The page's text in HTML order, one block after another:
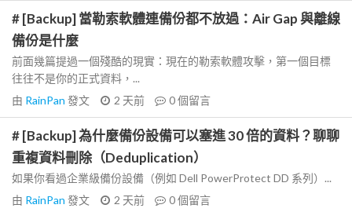
# [Backup] 當勒索軟體連備份都不放過：Air Gap 與離線
備份是什麼
前面幾篇提過一個殘酷的現實：現在的勒索軟體攻擊，第一個目標
往往不是你的正式資料，...
由 RainPan 發文 2 天前 0個留言
# [Backup] 為什麼備份設備可以塞進 30 倍的資料？聊聊
重複資料刪除（Deduplication）
如果你看過企業級備份設備（例如 Dell PowerProtect DD 系列）...
由 RainPan 發文 2 天前 0個留言